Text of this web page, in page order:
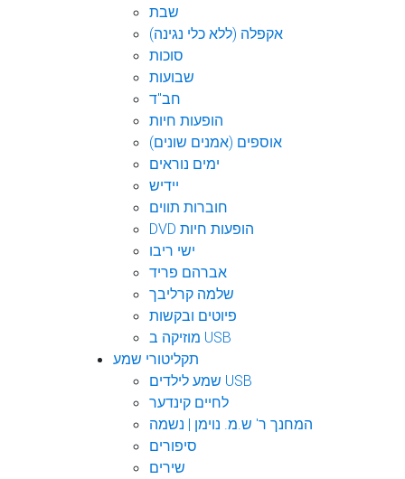
שבת
אקפלה (ללא כלי נגינה)
סוכות
שבועות
חב"ד
הופעות חיות
אוספים (אמנים שונים)
ימים נוראים
יידיש
חוברות תווים
DVD הופעות חיות
ישי ריבו
אברהם פריד
שלמה קרליבך
פיוטים ובקשות
מוזיקה ב USB
תקליטורי שמע
שמע לילדים USB
לחיים קינדער
המחנך ר' ש.מ. נוימן | נשמה
סיפורים
שירים